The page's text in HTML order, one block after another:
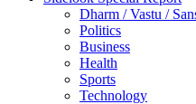
Dharm / Vastu /
Politics
Business
Health
Sports
Technology